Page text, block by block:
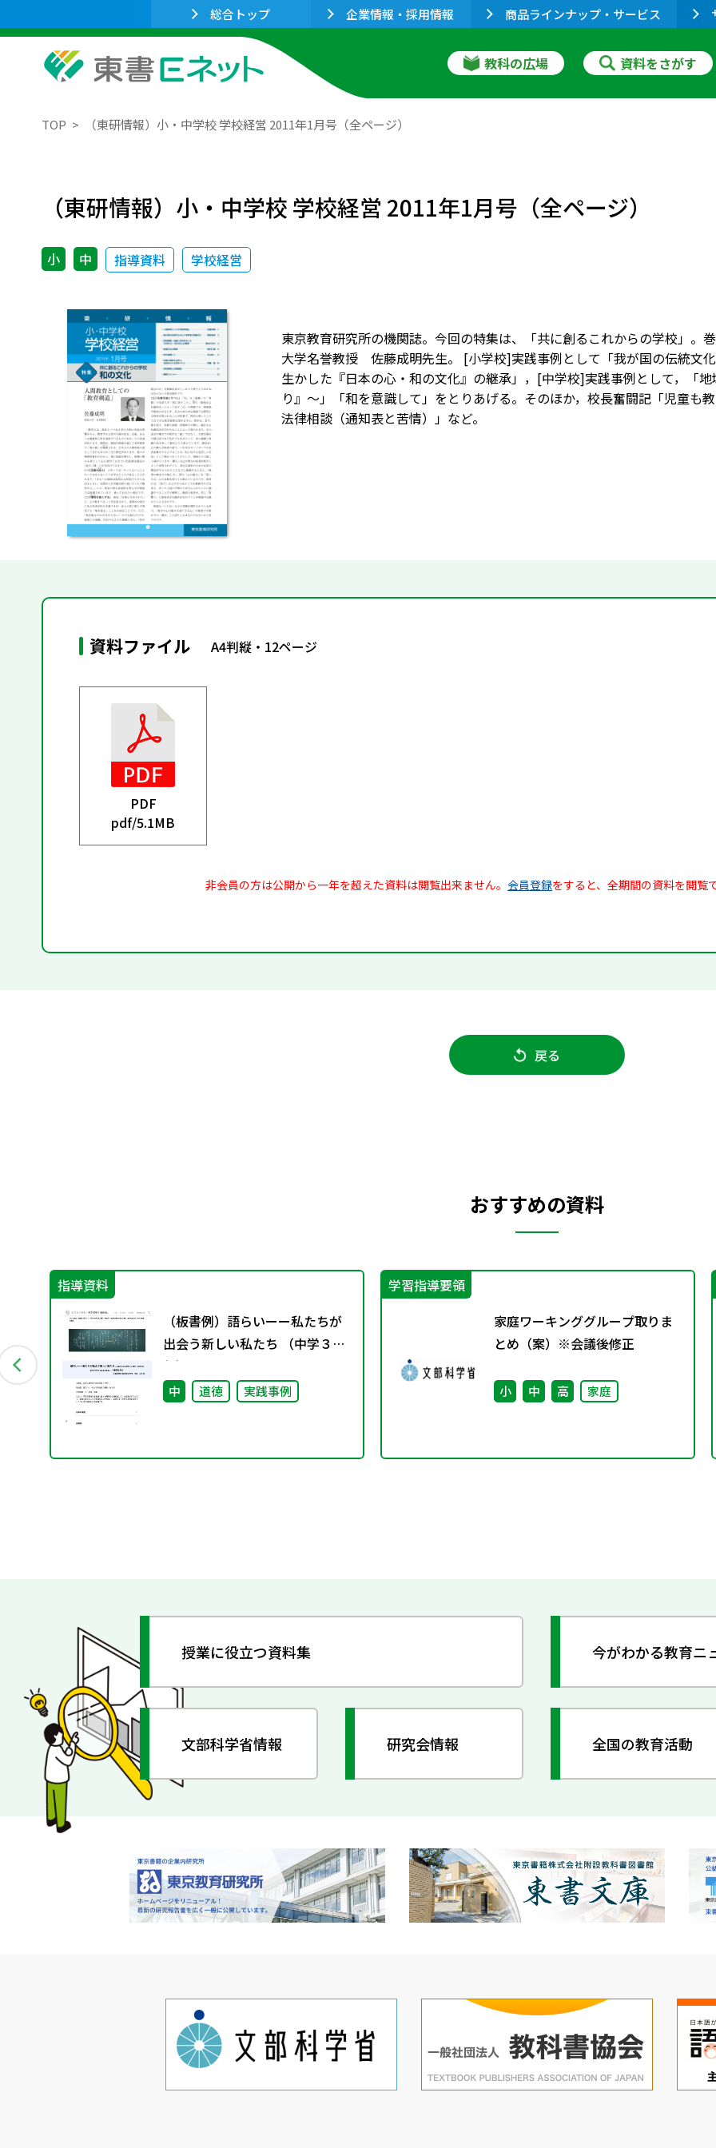
総合トップ 企業情報・採用情報 商品ラインナップ・サービス
教科の広場 資料をさがす
TOP （東研情報）小・中学校 学校経営 2011年1月号（全ページ）
（東研情報）小・中学校 学校経営 2011年1月号（全ページ）
小 中 指導資料 学校経営
東京教育研究所の機関誌。今回の特集は、「共に創るこれからの学校」。
大学名誉教授 佐藤成明先生。 [小学校]実践事例として「我が国の伝統文
生かした『日本の心・和の文化』の継承」，[中学校]実践事例として，「
り』～」「和を意識して」をとりあげる。そのほか，校長奮闘記「児童も
法律相談（通知表と苦情）」など。
資料ファイル A4判縦・12ページ
PDF
pdf/5.1MB
非会員の方は公開から一年を超えた資料は閲覧出来ません。 会員登録をすると、全期間の資料を閲覧
戻る
おすすめの資料
指導資料
（板書例）語らいーー私たちが
出会う新しい私たち （中学３
年）
中 道徳 実践事例
学習指導要領
家庭ワーキンググループ取りま
とめ（案）※会議後修正
小 中 高 家庭
授業に役立つ資料集 今がわかる教育ニ
文部科学省情報 研究会情報 全国の教育活動